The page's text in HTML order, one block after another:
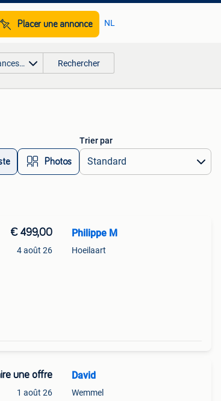
Placer une annonce NL
Rechercher
Photos
Trier par
€ 499,00
4 août 26
Philippe M
Hoeilaart
une offre
1 août 26
David
Wemmel